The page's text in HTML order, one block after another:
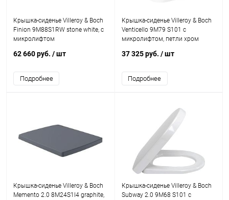
Крышка-сиденье Villeroy & Boch
Finion 9M88S1RW stone white, с
микролифтом
62 660 руб. / шт
Подробнее
Крышка-сиденье Villeroy & Boch
Venticello 9M79 S101 с
микролифтом, петли хром
37 325 руб. / шт
Подробнее
Крышка-сиденье Villeroy & Boch
Memento 2.0 8M24S1I4 graphite,
Крышка-сиденье Villeroy & Boch
Subway 2.0 9M68 S101 с